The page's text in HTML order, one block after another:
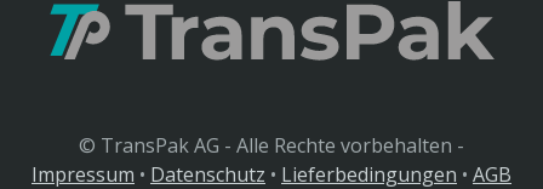
© TransPak AG - Alle Rechte vorbehalten -
Impressum • Datenschutz • Lieferbedingungen • AGB